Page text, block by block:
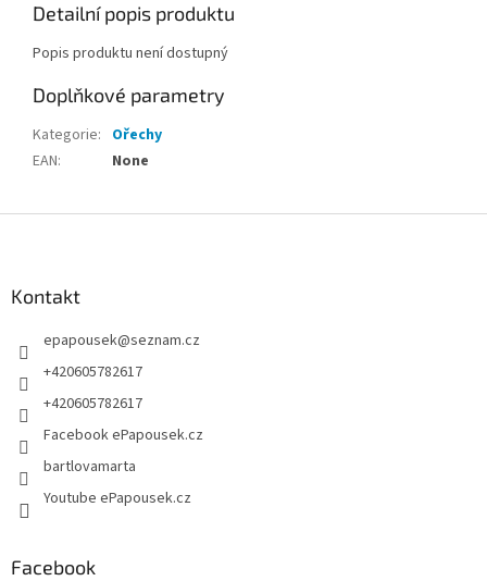
Detailní popis produktu
Popis produktu není dostupný
Doplňkové parametry
Kategorie: Ořechy
EAN: None
Kontakt
epapousek@seznam.cz
+420605782617
+420605782617
Facebook ePapousek.cz
bartlovamarta
Youtube ePapousek.cz
Facebook